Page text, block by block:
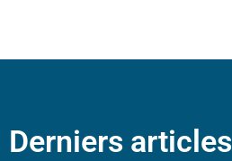
Derniers articles